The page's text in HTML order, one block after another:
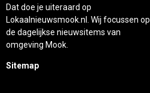
Dat doe je uiteraard op
Lokaalnieuwsmook.nl. Wij focussen op
de dagelijkse nieuwsitems van
omgeving Mook.
Sitemap